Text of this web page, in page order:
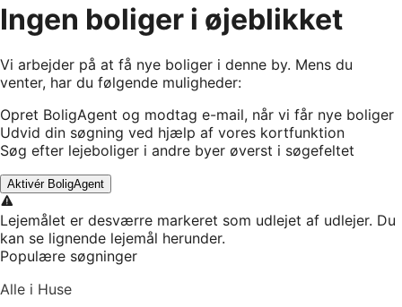
Ingen boliger i øjeblikket
Vi arbejder på at få nye boliger i denne by. Mens du
venter, har du følgende muligheder:
Opret BoligAgent og modtag e-mail, når vi får nye boliger
Udvid din søgning ved hjælp af vores kortfunktion
Søg efter lejeboliger i andre byer øverst i søgefeltet
Aktivér BoligAgent
Lejemålet er desværre markeret som udlejet af udlejer. Du
kan se lignende lejemål herunder.
Populære søgninger
Alle i Huse